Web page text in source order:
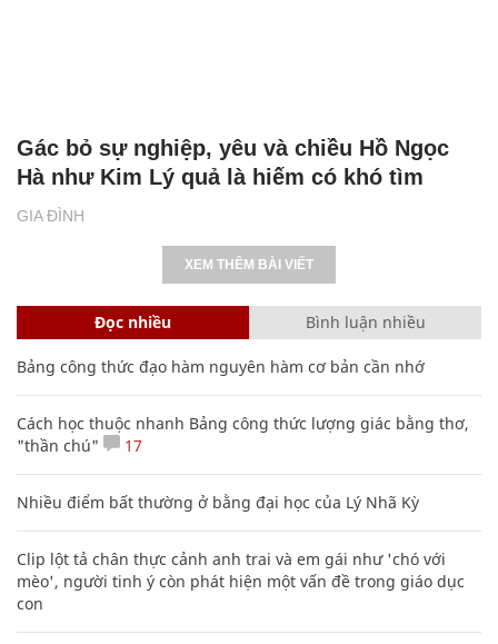
GIA ĐÌNH
Gác bỏ sự nghiệp, yêu và chiều Hồ Ngọc
Hà như Kim Lý quả là hiếm có khó tìm
XEM THÊM BÀI VIẾT
Đọc nhiều Bình luận nhiều
Bảng công thức đạo hàm nguyên hàm cơ bản cần nhớ
Cách học thuộc nhanh Bảng công thức lượng giác bằng thơ,
"thần chú"
17
Nhiều điểm bất thường ở bằng đại học của Lý Nhã Kỳ
Clip lột tả chân thực cảnh anh trai và em gái như 'chó với
mèo', người tinh ý còn phát hiện một vấn đề trong giáo dục
con